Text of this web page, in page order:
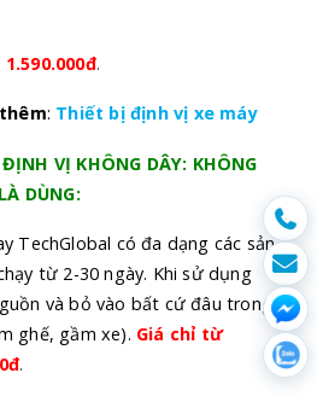
.
: Thiết bị định vị xe máy
VỊ KHÔNG DÂY: KHÔNG
DÙNG:
TechGlobal có đa dạng các sản
từ 2-30 ngày. Khi sử dụng
và bỏ vào bất cứ đâu trong xe
ghế, gầm xe). Giá chỉ từ
.